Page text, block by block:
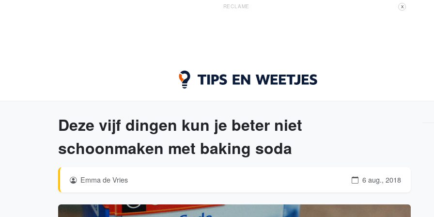
RECLAME X
Deze vijf dingen kun je beter niet
schoonmaken met baking soda
Emma de Vries 6 aug., 2018